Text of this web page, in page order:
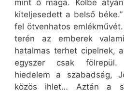
mint ő maga. Kolbe
kiteljesedett a belső
fel ötvenhatos
terén az emberek
hatalmas terhet cipelnek,
egyszer csak fölrepül.
hiedelem a szabadság,
közös ihlet… Aztán a